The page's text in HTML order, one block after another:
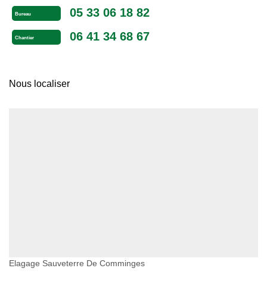
Bureau 05 33 06 18 82
Chantier 06 41 34 68 67
Nous localiser
Elagage Sauveterre De Comminges